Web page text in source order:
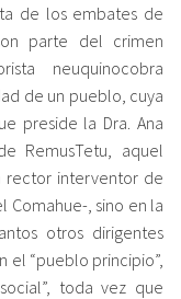
de los embates de
parte del crimen
neuquinocobra
de un pueblo, cuya
preside la Dra. Ana
RemusTetu, aquel
rector interventor de
Comahue-, sino en la
otros dirigentes
el “pueblo principio”,
toda vez que